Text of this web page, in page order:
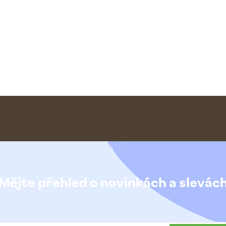
Mějte přehled o novinkácha